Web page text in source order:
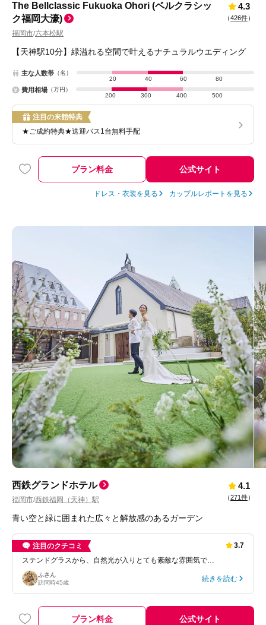
The Bellclassic Fukuoka Ohori (ベルクラシッ
ク福岡大濠)
福岡市/六本松駅
4.3
（426件）
【天神駅10分】緑溢れる空間で叶えるナチュラルウエディング
主な人数帯 （名）
20
40 60 80
費用相場 （万円）
200
300 400 500
注目の来館特典
★ご成約特典★送迎バス1台無料手配
プラン料金 公式サイト
ドレス・衣装を見る カップルレポートを見る
西鉄グランドホテル
福岡市/西鉄福岡（天神）駅
4.1
（271件）
青い空と緑に囲まれた広々と解放感のあるガーデン
注目のクチコミ
3.7
ステンドグラスから、自然光が入りとても素敵な雰囲気で…
ふさん
訪問時45歳 続きを読む
プラン料金 公式サイト